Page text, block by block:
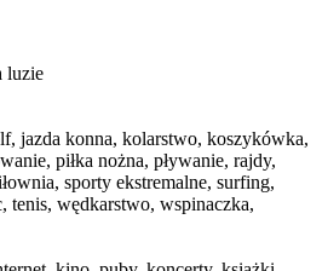
luzie
jazda konna, kolarstwo, koszykówka,
piłka nożna, pływanie, rajdy,
sporty ekstremalne, surfing,
tenis, wędkarstwo, wspinaczka,